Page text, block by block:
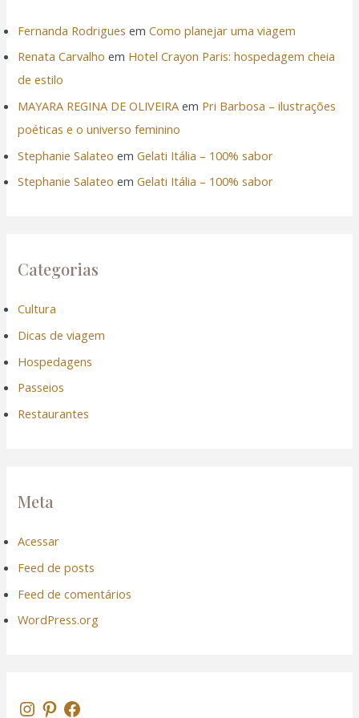
Fernanda Rodrigues emComo planejar uma viagem
Renata Carvalho em Hotel Crayon Paris: hospedagem cheia
de estilo
MAYARA REGINA DE OLIVEIRA em Pri Barbosa – ilustrações
poéticas e o universo feminino
Stephanie Salateo emGelati Itália – 100% sabor
Stephanie Salateo emGelati Itália – 100% sabor
Categorias
Cultura
Dicas de viagem
Hospedagens
Passeios
Restaurantes
Meta
Acessar
Feed de posts
Feed de comentários
WordPress.org